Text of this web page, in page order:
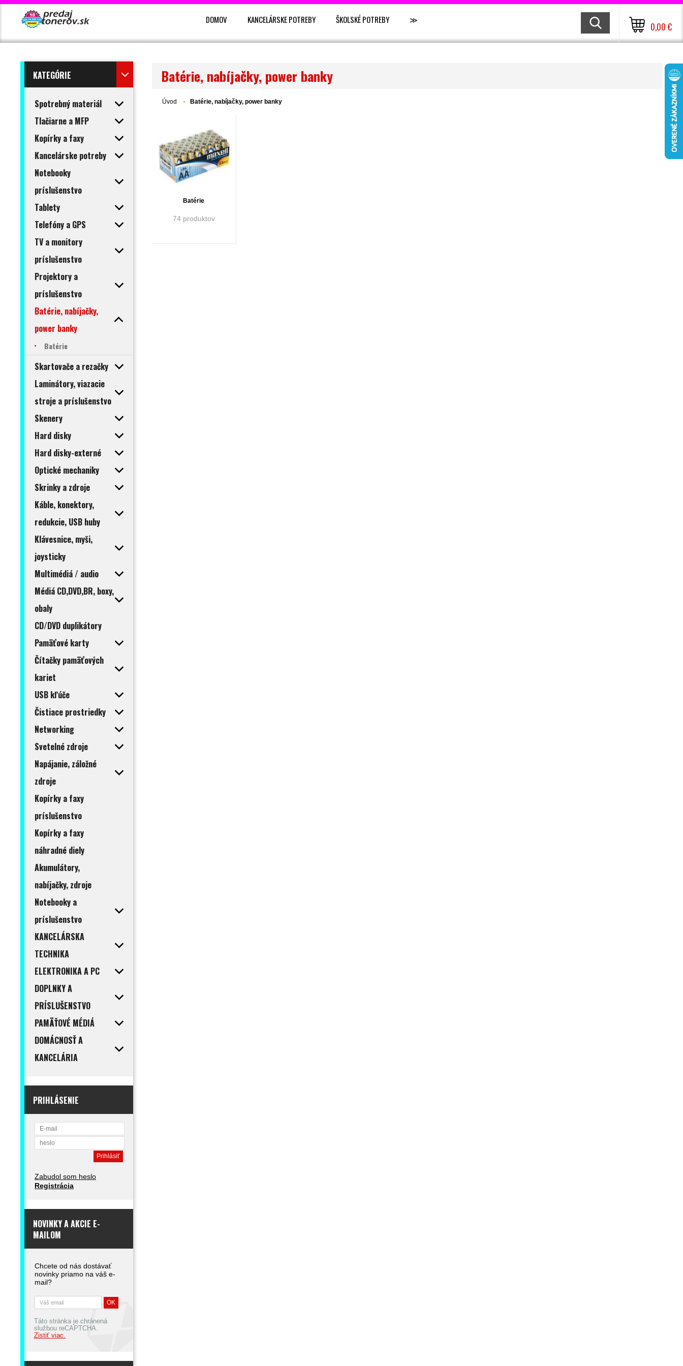
DOMOV KANCELÁRSKE POTREBY ŠKOLSKÉ POTREBY ≫
0,00 €
KATEGÓRIE
Spotrebný materiál
Tlačiarne a MFP
Kopírky a faxy
Kancelárske potreby
Notebooky
príslušenstvo
Tablety
Telefóny a GPS
TV a monitory
príslušenstvo
Projektory a
príslušenstvo
Batérie, nabíjačky,
power banky
Batérie
Skartovače a rezačky
Laminátory, viazacie
stroje a príslušenstvo
Skenery
Hard disky
Hard disky-externé
Optické mechaniky
Skrinky a zdroje
Káble, konektory,
redukcie, USB huby
Klávesnice, myši,
joysticky
Multimédiá / audio
Médiá CD,DVD,BR, boxy,
obaly
CD/DVD duplikátory
Pamäťové karty
Čítačky pamäťových
kariet
USB kľúče
Čistiace prostriedky
Networking
Svetelné zdroje
Napájanie, záložné
zdroje
Kopírky a faxy
príslušenstvo
Kopírky a faxy
náhradné diely
Akumulátory,
nabíjačky, zdroje
Notebooky a
príslušenstvo
KANCELÁRSKA
TECHNIKA
ELEKTRONIKA A PC
DOPLNKY A
PRÍSLUŠENSTVO
PAMÄŤOVÉ MÉDIÁ
DOMÁCNOSŤ A
KANCELÁRIA
PRIHLÁSENIE
Zabudol som heslo
Registrácia
NOVINKY A AKCIE E-
MAILOM
Chcete od nás dostávať
novinky priamo na váš e-
mail?
Táto stránka je chránená
službou reCAPTCHA.
Zistiť viac.
Batérie, nabíjačky, power banky
Úvod Batérie, nabíjačky, power banky
Batérie
74 produktov